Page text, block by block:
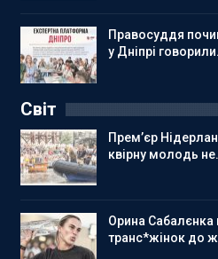
Правосуддя
у Дніпрі
Світ
Прем’єр
квірну молодь
Орина Сабалєнка
транс*жінок до